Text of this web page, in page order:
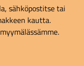
sähköpostitse tai
kautta.